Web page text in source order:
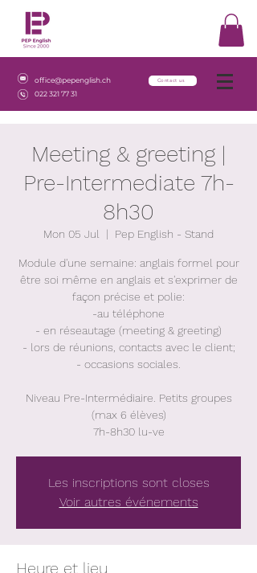
office@pepenglish.ch
022 321 77 31
Contact us
Meeting & greeting |
Pre-Intermediate 7h-
8h30
Mon 05 Jul
  |
Pep English - Stand
Module d'une semaine: anglais formel pour
être soi même en anglais et s'exprimer de
façon précise et polie:
-au téléphone
- en réseautage (meeting & greeting)
- lors de réunions, contacts avec le client;
- occasions sociales.
Niveau Pre-Intermédiaire. Petits groupes
(max 6 élèves)
7h-8h30 lu-ve
Les inscriptions sont closes
Voir autres événements
Heure et lieu